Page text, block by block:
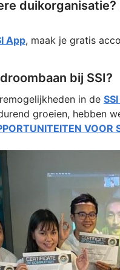
App, maak je gratis
bij SSI?
in de
groeien, hebben
VOOR